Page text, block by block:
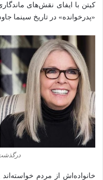
کیتن با ایفای نقش‌های
«پدرخوانده» در تاریخ سینما
خانواده‌اش از مردم خواسته‌اند